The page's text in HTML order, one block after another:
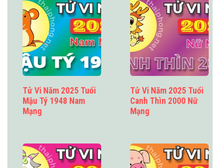
Tử Vi Năm 2025 Tuổi
Mậu Tý 1948 Nam
Mạng
Tử Vi Năm 2025 Tuổi
Canh Thìn 2000 Nữ
Mạng